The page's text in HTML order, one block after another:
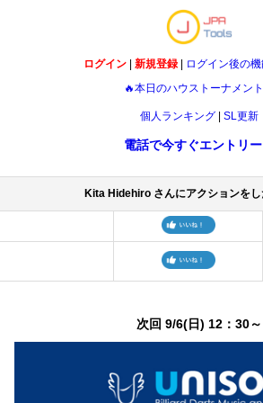
ログイン 新規登録|
ログイン後の
🔥本日のハウストーナメン
個人ランキング SL更新
電話で今すぐエントリー
Kita Hidehiro さんにアクションを
次回 9/6(日) 12：30～